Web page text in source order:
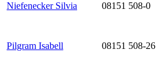
Niefenecker Silvia 08151 508-0
Pilgram Isabell 08151 508-26